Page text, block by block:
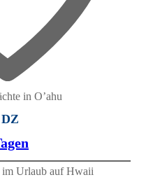
in O’ahu